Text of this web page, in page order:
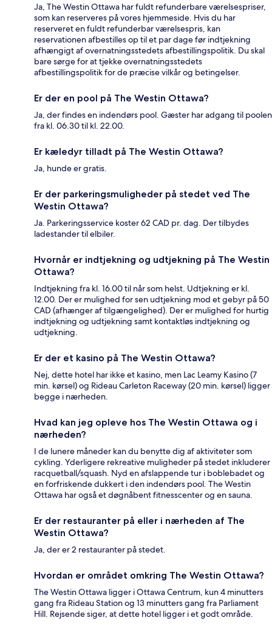
Ja, The Westin Ottawa har fuldt refunderbare værelsespriser,
som kan reserveres på vores hjemmeside. Hvis du har
reserveret en fuldt refunderbar værelsespris, kan
reservationen afbestilles op til et par dage før indtjekning
afhængigt af overnatningsstedets afbestillingspolitik. Du skal
bare sørge for at tjekke overnatningsstedets
afbestillingspolitik for de præcise vilkår og betingelser.
Er der en pool på The Westin Ottawa?
Ja, der findes en indendørs pool. Gæster har adgang til poolen
fra kl. 06.30 til kl. 22.00.
Er kæledyr tilladt på The Westin Ottawa?
Ja, hunde er gratis.
Er der parkeringsmuligheder på stedet ved The
Westin Ottawa?
Ja. Parkeringsservice koster 62 CAD pr. dag. Der tilbydes
ladestander til elbiler.
Hvornår er indtjekning og udtjekning på The Westin
Ottawa?
Indtjekning fra kl. 16.00 til når som helst. Udtjekning er kl.
12.00. Der er mulighed for sen udtjekning mod et gebyr på 50
CAD (afhænger af tilgængelighed). Der er mulighed for hurtig
indtjekning og udtjekning samt kontaktløs indtjekning og
udtjekning.
Er der et kasino på The Westin Ottawa?
Nej, dette hotel har ikke et kasino, men Lac Leamy Kasino (7
min. kørsel) og Rideau Carleton Raceway (20 min. kørsel) ligger
begge i nærheden.
Hvad kan jeg opleve hos The Westin Ottawa og i
nærheden?
I de lunere måneder kan du benytte dig af aktiviteter som
cykling. Yderligere rekreative muligheder på stedet inkluderer
racquetball/squash. Nyd en afslappende tur i boblebadet og
en forfriskende dukkert i den indendørs pool. The Westin
Ottawa har også et døgnåbent fitnesscenter og en sauna.
Er der restauranter på eller i nærheden af The
Westin Ottawa?
Ja, der er 2 restauranter på stedet.
Hvordan er området omkring The Westin Ottawa?
The Westin Ottawa ligger i Ottawa Centrum, kun 4 minutters
gang fra Rideau Station og 13 minutters gang fra Parliament
Hill. Rejsende siger, at dette hotel ligger i et godt område.